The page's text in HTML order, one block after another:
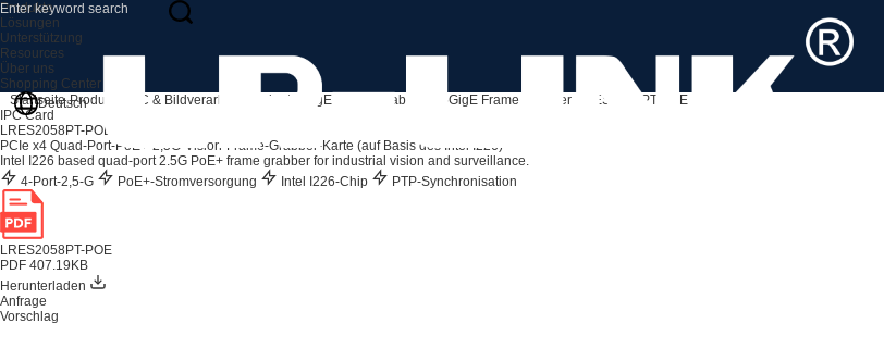
Produkte
Lösungen
Unterstützung
Resources
Über uns
Shopping Center
Deutsch
Startseite Produkte IPC & Bildverarbeitungskarte GigE Frame Grabber 2.5GigE Frame Grabber
LRES2058PT-POE
IPC Card
LRES2058PT-POE
PCIe x4 Quad-Port-PoE+-2,5G-Vision-Frame-Grabber-Karte (auf Basis des Intel I226)
Intel I226 based quad-port 2.5G PoE+ frame grabber for industrial vision and surveillance.
4-Port-2,5-G
PoE+-Stromversorgung Intel I226-Chip PTP-Synchronisation
LRES2058PT-POE
PDF 407.19KB
Herunterladen
Anfrage
Vorschlag